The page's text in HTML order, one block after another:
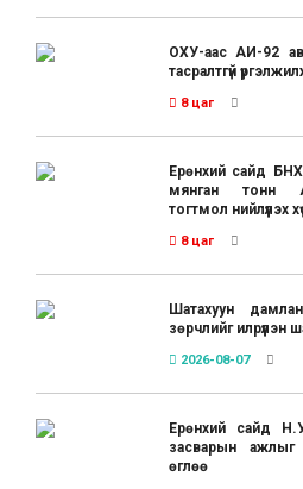
ОХУ-аас АИ-92
тасралтгүй
8 цаг
Ерөнхий сайд
мянган тонн
тогтмол нийлүүлэх
8 цаг
Шатахуун
зөрчлийг илрүүлэн
2026-08-07
Ерөнхий сайд
засварын ажлыг
өглөө